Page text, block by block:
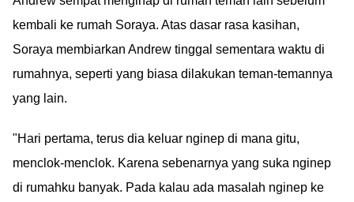
bengong Ruben Onsu
disorot netizen. Kaget
mahal amat??
kembali ke rumah Soraya. Atas dasar rasa kasihan,
Soraya membiarkan Andrew tinggal sementara waktu di
rumahnya, seperti yang biasa dilakukan teman-temannya
yang lain.
"Hari pertama, terus dia keluar nginep di mana gitu,
menclok-menclok. Karena sebenarnya yang suka nginep
di rumahku banyak. Pada kalau ada masalah nginep ke